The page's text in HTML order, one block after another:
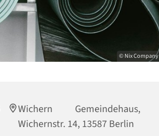
© Nix Company
Wichern Gemeindehaus,
Wichernstr. 14, 13587 Berlin